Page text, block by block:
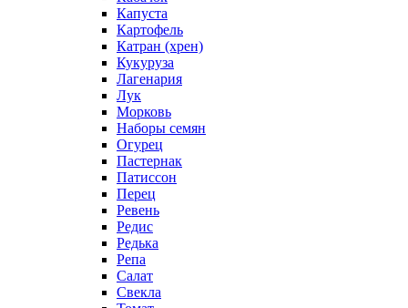
Капуста
Картофель
Катран (хрен)
Кукуруза
Лагенария
Лук
Морковь
Наборы семян
Огурец
Пастернак
Патиссон
Перец
Ревень
Редис
Редька
Репа
Салат
Свекла